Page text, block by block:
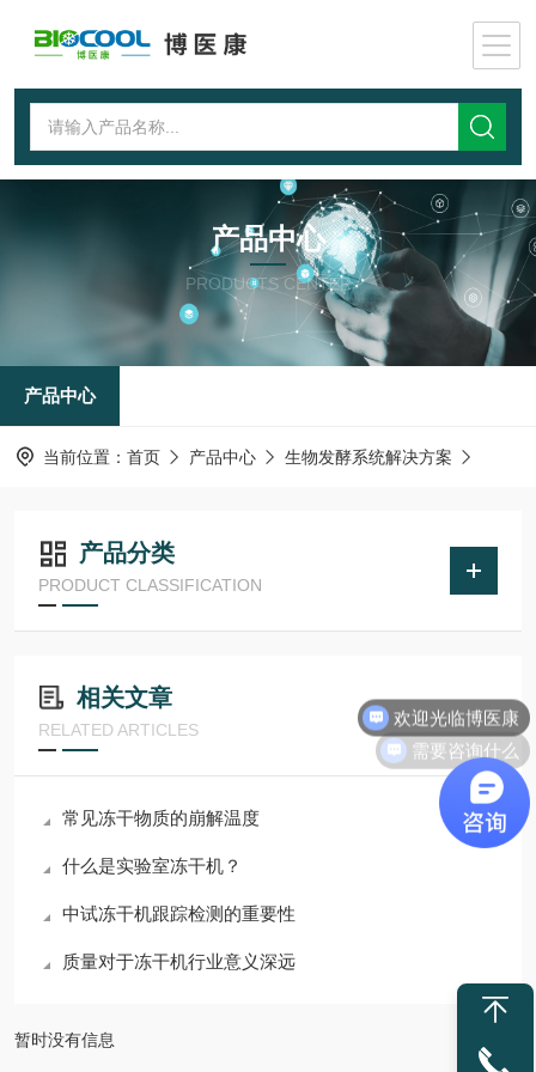
产品中心
PRODUCTS CENTER
产品中心
当前位置： 首页 产品中心 生物发酵系统解决方案
产品分类
PRODUCT CLASSIFICATION
相关文章
RELATED ARTICLES
常见冻干物质的崩解温度
什么是实验室冻干机？
中试冻干机跟踪检测的重要性
质量对于冻干机行业意义深远
暂时没有信息
欢迎光临博医康
需要咨询什么